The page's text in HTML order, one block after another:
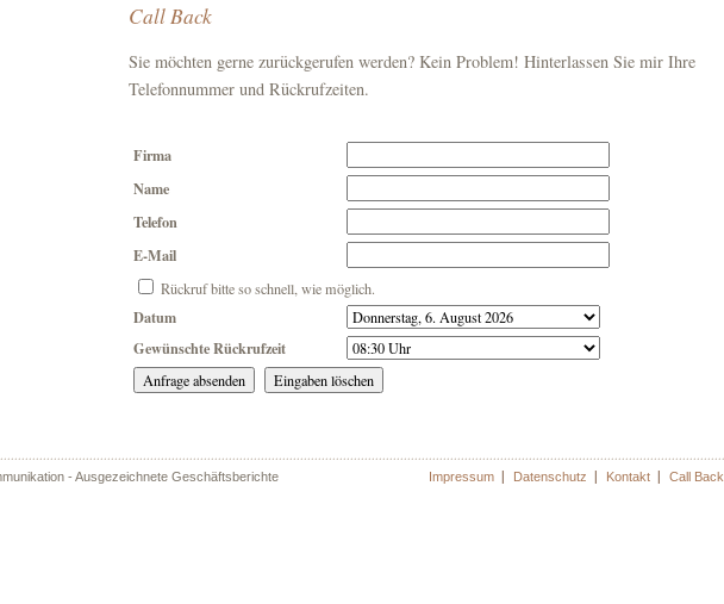
Call Back
Sie möchten gerne zurückgerufen werden? Kein Problem! Hinterlassen Sie mir Ihre
Telefonnummer und Rückrufzeiten.
Firma
Name
Telefon
E-Mail
Rückruf bitte so schnell, wie möglich.
Datum
Gewünschte Rückrufzeit
- Ausgezeichnete Geschäftsberichte Impressum Datenschutz Kontakt Call Back